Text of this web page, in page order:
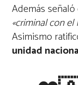
Además
«criminal con el
Asimismo
unidad